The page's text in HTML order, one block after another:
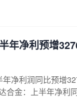
年净利预增
年净利润同比预
合金：上半年净利